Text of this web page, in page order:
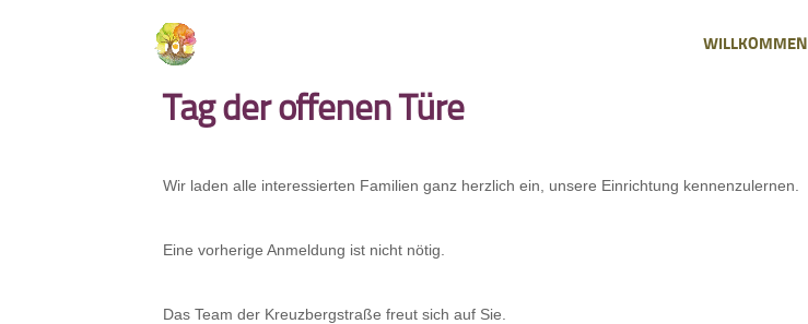
WILLKOMMEN
Tag der offenen Türe
Wir laden alle interessierten Familien ganz herzlich ein, unsere Einrichtung kennenzulernen.
Eine vorherige Anmeldung ist nicht nötig.
Das Team der Kreuzbergstraße freut sich auf Sie.